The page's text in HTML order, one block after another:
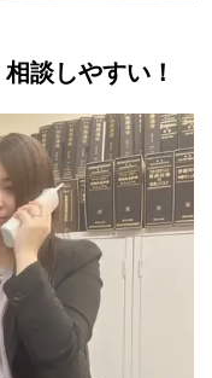
談しやすい！